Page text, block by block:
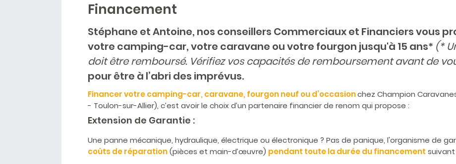
Financement
Stéphane et Antoine, nos conseillers Commerciaux et Financiers vous
votre camping-car, votre caravane ou votre fourgon jusqu'à 15 ans* (*
doit être remboursé. Vérifiez vos capacités de remboursement avant de
pour être à l’abri des imprévus.
Financer votre camping-car, caravane, fourgon neuf ou d’occasionchez Champion
- Toulon-sur-Allier), c’est avoir le choix d’un partenaire financier de renom qui propose :
Extension de Garantie :
Une panne mécanique, hydraulique, électrique ou électronique ? Pas de panique, l'organisme de
coûts de réparation(pièces et main-d’œuvre) pendant toute la durée du financement